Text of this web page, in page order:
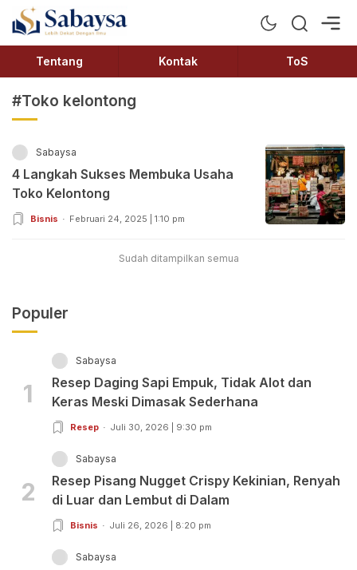
Sabaysa
Lebih Dekat Dengan Ilmu
Tentang Kontak ToS
#Toko kelontong
Sabaysa
4 Langkah Sukses Membuka Usaha
Toko Kelontong
Bisnis Februari 24, 2025 | 1:10 pm
Sudah ditampilkan semua
Populer
1
Sabaysa
Resep Daging Sapi Empuk, Tidak Alot dan
Keras Meski Dimasak Sederhana
Resep Juli 30, 2026 | 9:30 pm
2
Sabaysa
Resep Pisang Nugget Crispy Kekinian, Renyah
di Luar dan Lembut di Dalam
Bisnis Juli 26, 2026 | 8:20 pm
Sabaysa